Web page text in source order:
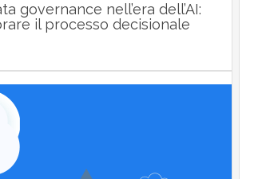
governance nell’era dell’AI:
il processo decisionale